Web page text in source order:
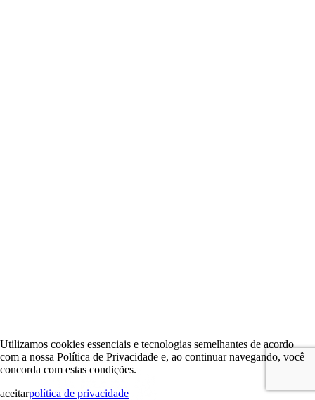
Utilizamos cookies essenciais e tecnologias semelhantes de acordo
com a nossa Política de Privacidade e, ao continuar navegando, você
concorda com estas condições.
aceitarpolítica de privacidade